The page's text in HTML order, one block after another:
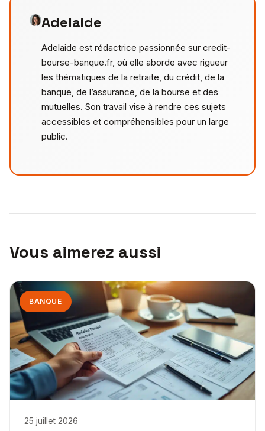
Adelaide
Adelaide est rédactrice passionnée sur credit-
bourse-banque.fr, où elle aborde avec rigueur
les thématiques de la retraite, du crédit, de la
banque, de l’assurance, de la bourse et des
mutuelles. Son travail vise à rendre ces sujets
accessibles et compréhensibles pour un large
public.
Vous aimerez aussi
BANQUE
25 juillet 2026